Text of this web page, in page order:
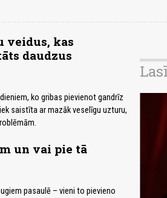
veidus, kas
daudzus
ko gribas pievienot gandrīz
saistīta ar mazāk veselīgu uzturu,
un vai pie tā
pasaulē – vieni to pievieno